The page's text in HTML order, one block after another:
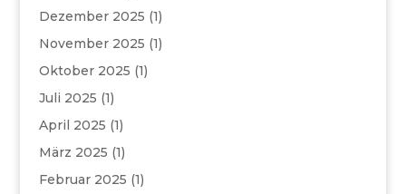
Dezember 2025 (1)
November 2025 (1)
Oktober 2025 (1)
Juli 2025 (1)
April 2025 (1)
März 2025 (1)
Februar 2025 (1)